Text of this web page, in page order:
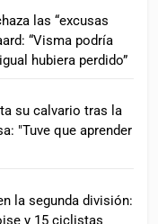
las “excusas
“Visma podría
hubiera perdido”
su calvario tras la
"Tuve que aprender
la segunda división:
y 15 ciclistas